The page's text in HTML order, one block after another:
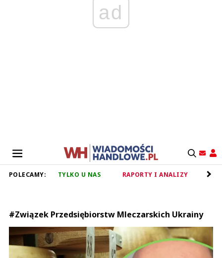
ad
POLECAMY: TYLKO U NAS RAPORTY I ANALIZY
#Związek Przedsiębiorstw Mleczarskich Ukrainy